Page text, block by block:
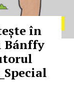
în
Bánffy